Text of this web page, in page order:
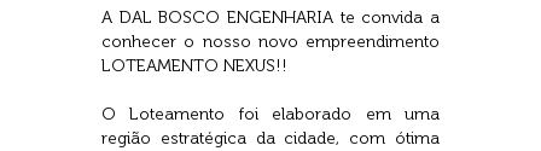
A DAL BOSCO ENGENHARIA te convida a
conhecer o nosso novo empreendimento
LOTEAMENTO NEXUS!!
O Loteamento foi elaborado em uma
região estratégica da cidade, com ótima